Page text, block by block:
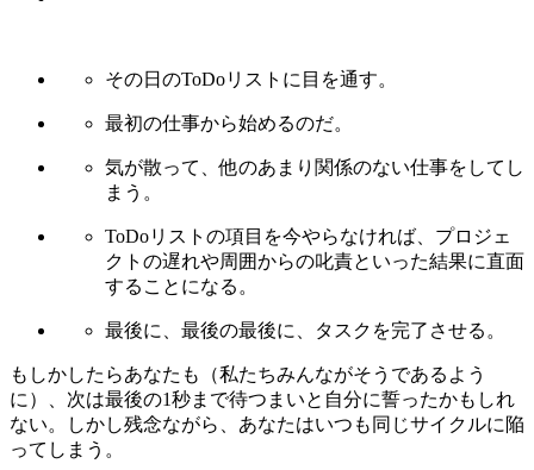
その日のToDoリストに目を通す。
最初の仕事から始めるのだ。
気が散って、他のあまり関係のない仕事をしてし
まう。
ToDoリストの項目を今やらなければ、プロジェ
クトの遅れや周囲からの叱責といった結果に直面
することになる。
最後に、最後の最後に、タスクを完了させる。
もしかしたらあなたも（私たちみんながそうであるよう
に）、次は最後の1秒まで待つまいと自分に誓ったかもしれ
ない。しかし残念ながら、あなたはいつも同じサイクルに陥
ってしまう。